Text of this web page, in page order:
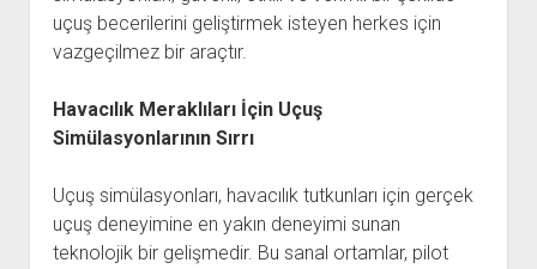
uçuş becerilerini geliştirmek isteyen herkes için
vazgeçilmez bir araçtır.
Havacılık Meraklıları İçin Uçuş
Simülasyonlarının Sırrı
Uçuş simülasyonları, havacılık tutkunları için gerçek
uçuş deneyimine en yakın deneyimi sunan
teknolojik bir gelişmedir. Bu sanal ortamlar, pilot